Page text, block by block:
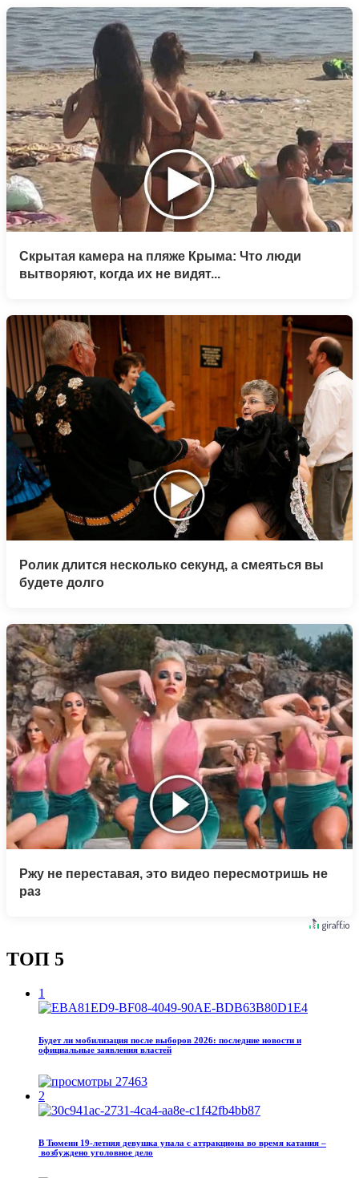
Скрытая камера на пляже Крыма: Что люди
вытворяют, когда их не видят...
Ролик длится несколько секунд, а смеяться вы
будете долго
Ржу не переставая, это видео пересмотришь не
раз
ТОП 5
1
Будет ли мобилизация после выборов 2026: последние новости и
официальные заявления властей
27463
2
В Тюмени 19‑летняя девушка упала с аттракциона во время катания –
возбуждено уголовное дело